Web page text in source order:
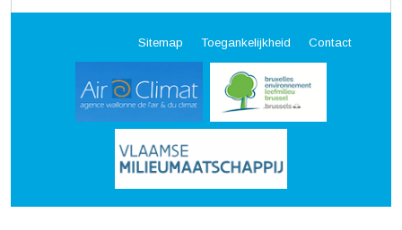
Sitemap Toegankelijkheid Contact